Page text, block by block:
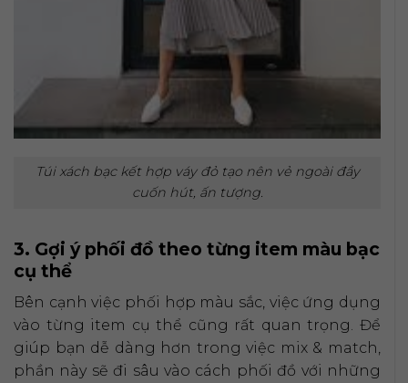
Túi xách bạc kết hợp váy đỏ tạo nên vẻ ngoài đầy
cuốn hút, ấn tượng.
3. Gợi ý phối đồ theo từng item màu bạc
cụ thể
Bên cạnh việc phối hợp màu sắc, việc ứng dụng
vào từng item cụ thể cũng rất quan trọng. Để
giúp bạn dễ dàng hơn trong việc mix & match,
phần này sẽ đi sâu vào cách phối đồ với những